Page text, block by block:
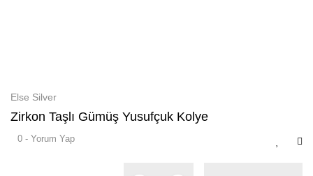
Else Silver
Zirkon Taşlı Gümüş Yusufçuk Kolye
0 - Yorum Yap